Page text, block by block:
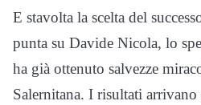
E stavolta la scelta del
punta su Davide Nicola, lo
ha già ottenuto salvezze
Salernitana. I risultati arrivano